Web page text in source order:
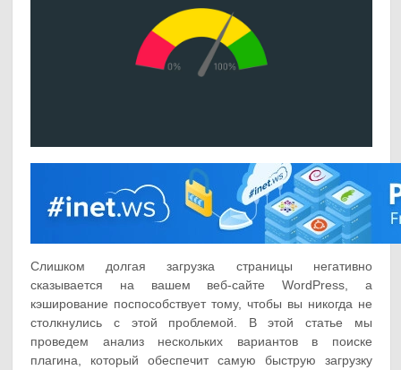
Слишком долгая загрузка страницы негативно
сказывается на вашем веб-сайте WordPress, а
кэширование поспособствует тому, чтобы вы никогда не
столкнулись с этой проблемой. В этой статье мы
проведем анализ нескольких вариантов в поиске
плагина, который обеспечит самую быструю загрузку